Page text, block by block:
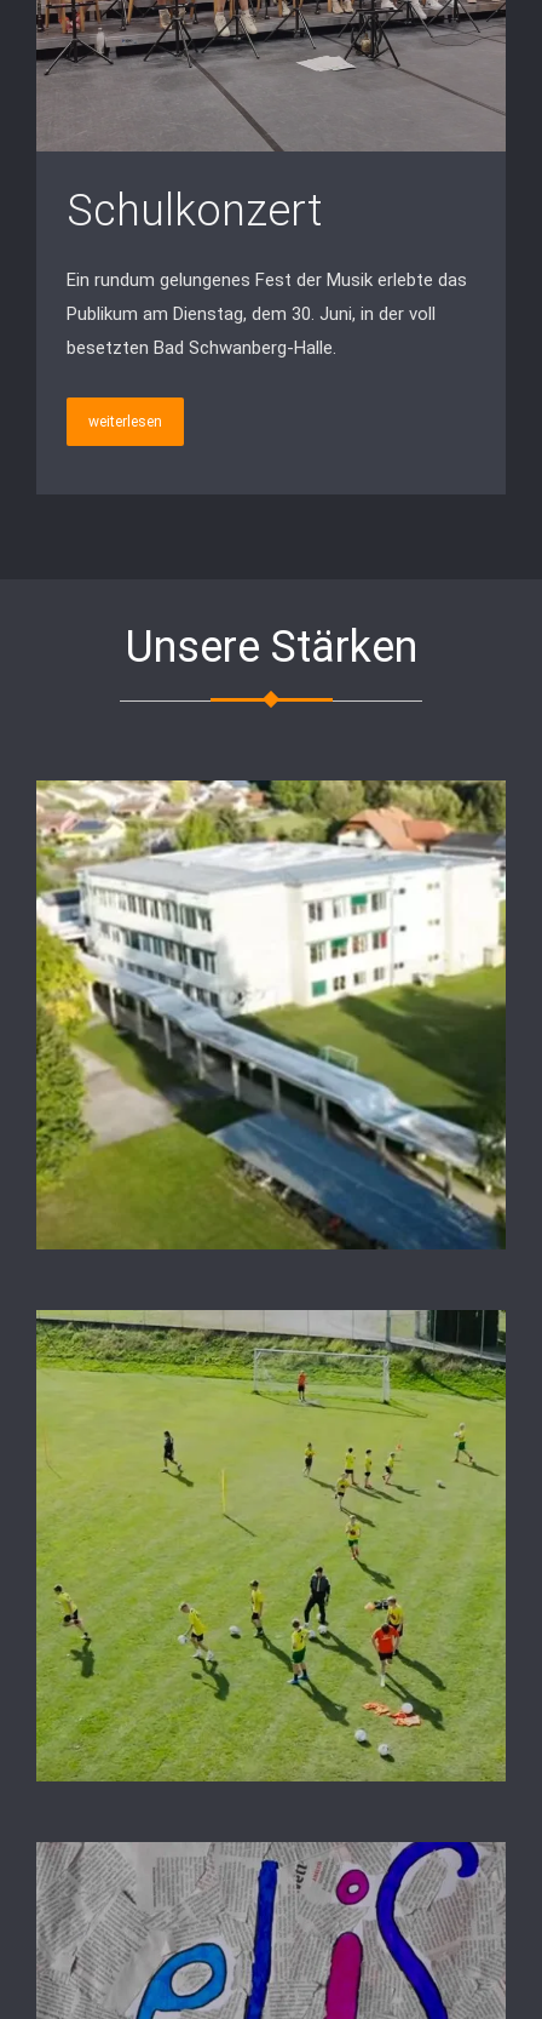
Schulkonzert
Ein rundum gelungenes Fest der Musik erlebte das
Publikum am Dienstag, dem 30. Juni, in der voll
besetzten Bad Schwanberg-Halle.
weiterlesen
Unsere Stärken